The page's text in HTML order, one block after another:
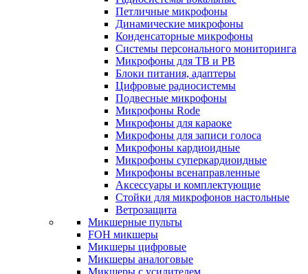
Петличные микрофоны
Динамические микрофоны
Конденсаторные микрофоны
Системы персонального мониторинга
Микрофоны для ТВ и РВ
Блоки питания, адаптеры
Цифровые радиосистемы
Подвесные микрофоны
Микрофоны Rode
Микрофоны для караоке
Микрофоны для записи голоса
Микрофоны кардиоидные
Микрофоны суперкардиоидные
Микрофоны всенаправленные
Аксессуары и комплектующие
Стойки для микрофонов настольные
Ветрозащита
Микшерные пульты
FOH микшеры
Микшеры цифровые
Микшеры аналоговые
Микшеры с усилителем